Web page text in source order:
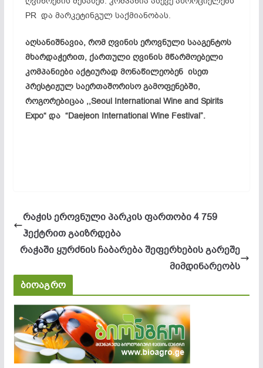
PR და მარკეტინგულ საქმიანობას.
აღსანიშნავია, რომ ღვინის ეროვნული სააგენტოს
მხარდაჭერით, ქართული ღვინის მწარმოებელი
კომპანიები აქტიურად მონაწილეობენ ისეთ
პრესტიჟულ საერთაშორისო გამოფენებში,
როგორებიცაა ,,Seoul International Wine and Spirits
Expo“ და “Daejeon International Wine Festival”.
რაჭის ეროვნული პარკის ფართობი 4 759
ჰექტრით გაიზრდება
რაჭაში ყურძნის ჩაბარება შეფერხების გარეშე
მიმდინარეობს
ბიოაგრო